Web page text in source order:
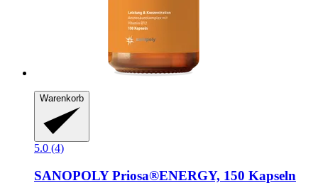
Warenkorb
5.0 (4)
SANOPOLYPriosa®ENERGY, 150 Kapseln